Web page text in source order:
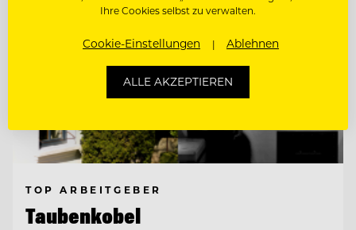
TOP ARBEITGEBER
Taubenkobel
Ihre Cookies selbst zu verwalten.
Cookie-Einstellungen Ablehnen
ALLE AKZEPTIEREN